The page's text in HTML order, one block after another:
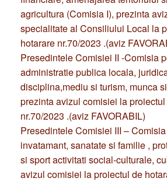
agricultura (Comisia I), prezinta
specialitate al Consiliului Local la
hotarare nr.70/2023 .(aviz
Presedintele Comisiei II -Comisia
administratie publica locala,
disciplina,mediu si turism, munca
prezinta avizul comisiei la
nr.70/2023 .(aviz FAVORABIL)
Presedintele Comisiei III –
invatamant, sanatate si familie ,
si sport activitati social-culturale,
avizul comisiei la proiectul de